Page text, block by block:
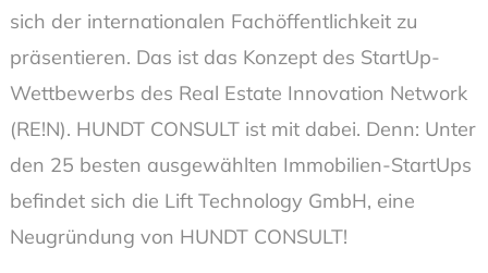
sich der internationalen Fachöffentlichkeit zu
präsentieren. Das ist das Konzept des StartUp-
Wettbewerbs des Real Estate Innovation Network
(RE!N). HUNDT CONSULT ist mit dabei. Denn: Unter
den 25 besten ausgewählten Immobilien-StartUps
befindet sich die Lift Technology GmbH, eine
Neugründung von HUNDT CONSULT!